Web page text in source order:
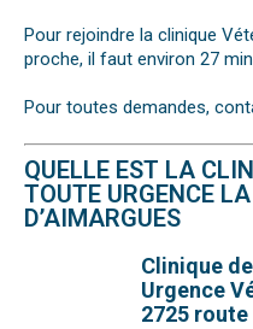
Pour rejoindre la clinique
proche, il faut environ 27 min
Pour toutes demandes,
QUELLE EST LA
TOUTE URGENCE
D’AIMARGUES
Clinique
Urgence
2725